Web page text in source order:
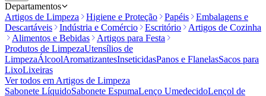
Departamentos
Artigos de Limpeza
Higiene e Proteção Papéis
Embalagens e
Descartáveis
Indústria e Comércio Escritório
Artigos de Cozinha
Alimentos e Bebidas
Artigos para Festa
Produtos de LimpezaUtensílios de
LimpezaÁlcoolAromatizantesInseticidasPanos e FlanelasSacos para
LixoLixeiras
Ver todos em Artigos de Limpeza
Sabonete LíquidoSabonete EspumaLenço UmedecidoLençol de